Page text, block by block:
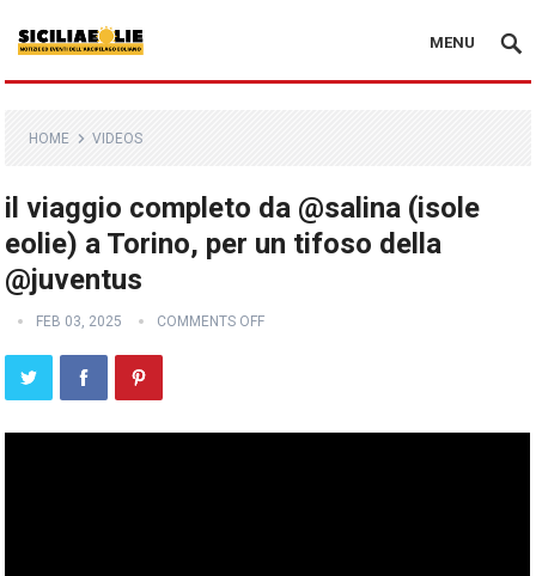
MENU
HOME VIDEOS
il viaggio completo da @salina (isole
eolie) a Torino, per un tifoso della
@juventus
FEB 03, 2025 COMMENTS OFF